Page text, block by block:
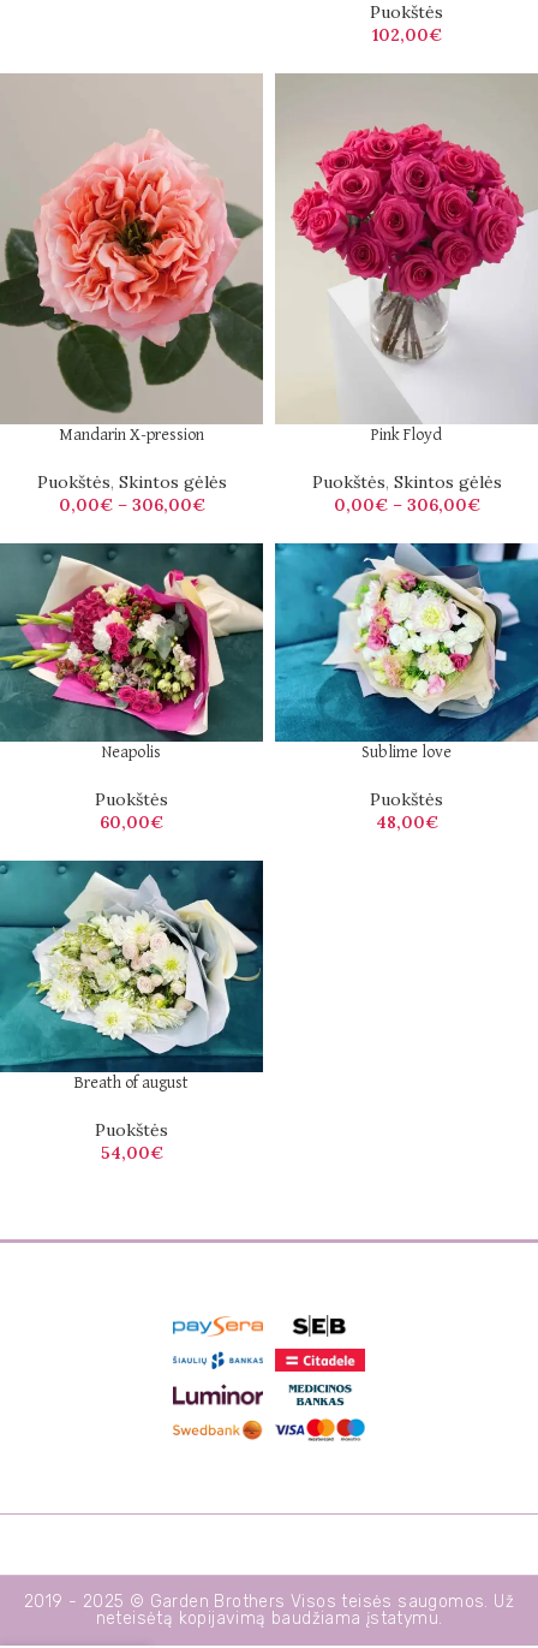
Puokštės
102,00€
Mandarin X-pression
Puokštės, Skintos gėlės
0,00€ – 306,00€
Pink Floyd
Puokštės, Skintos gėlės
0,00€ – 306,00€
Neapolis
Puokštės
60,00€
Sublime love
Puokštės
48,00€
Breath of august
Puokštės
54,00€
2019 - 2025 © Garden Brothers Visos teisės saugomos. Už
neteisėtą kopijavimą baudžiama įstatymu.